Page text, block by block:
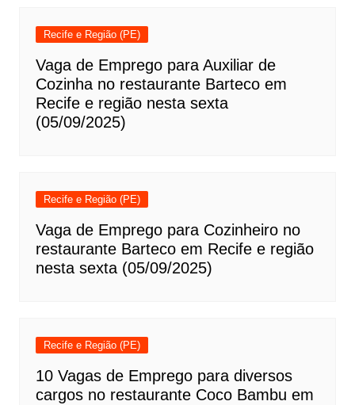
Recife e Região (PE)
Vaga de Emprego para Auxiliar de
Cozinha no restaurante Barteco em
Recife e região nesta sexta
(05/09/2025)
Recife e Região (PE)
Vaga de Emprego para Cozinheiro no
restaurante Barteco em Recife e região
nesta sexta (05/09/2025)
Recife e Região (PE)
10 Vagas de Emprego para diversos
cargos no restaurante Coco Bambu em